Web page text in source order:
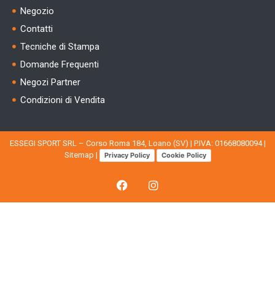
Negozio
Contatti
Tecniche di Stampa
Domande Frequenti
Negozi Partner
Condizioni di Vendita
ESSEGI SPORT SRL – Corso Roma 184, Loano (SV) | P.IVA: 01668080094 |
Sitemap | Privacy Policy Cookie Policy